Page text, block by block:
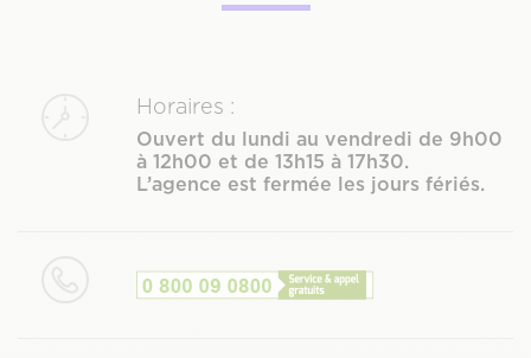
Horaires :
Ouvert du lundi au vendredi de 9h00
à 12h00 et de 13h15 à 17h30.
L’agence est fermée les jours fériés.